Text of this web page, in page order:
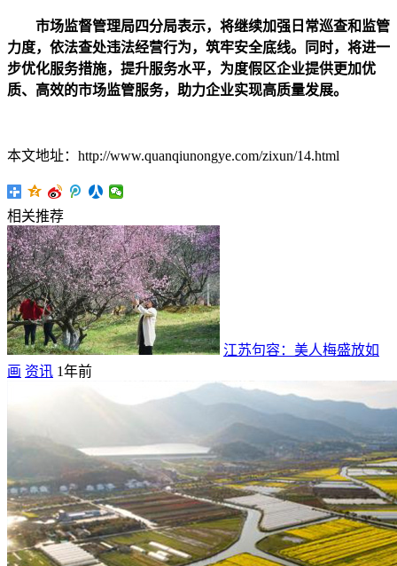
市场监督管理局四分局表示，将继续加强日常巡查和监管
力度，依法查处违法经营行为，筑牢安全底线。同时，将进一
步优化服务措施，提升服务水平，为度假区企业提供更加优
质、高效的市场监管服务，助力企业实现高质量发展。
本文地址：http://www.quanqiunongye.com/zixun/14.html
相关推荐
江苏句容：美人梅盛放如
画 资讯 1年前